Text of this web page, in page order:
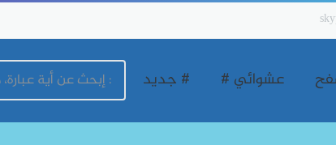
عشوائي # # جديد